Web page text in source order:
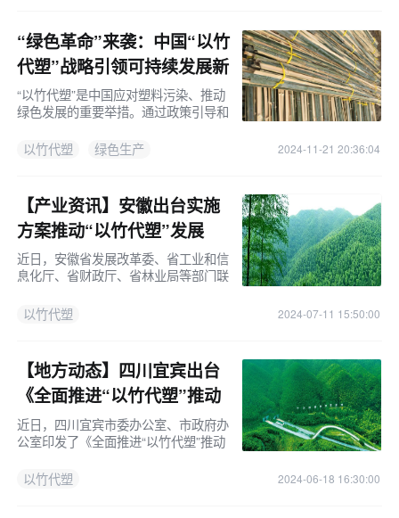
“绿色革命”来袭：中国“以竹
代塑”战略引领可持续发展新
篇章！
“以竹代塑”是中国应对塑料污染、推动
绿色发展的重要举措。通过政策引导和
的可持续发展路径，为全球环境治理和
以竹代塑 绿色生产 2024-11-21 20:36:04
【产业资讯】安徽出台实施
方案推动“以竹代塑”发展
近日，安徽省发展改革委、省工业和信
息化厅、省财政厅、省林业局等部门联
施方案》。方案提出，力争到2027
年，全省竹林面积保持在40万公顷以
以竹代塑 2024-07-11 15:50:00
【地方动态】四川宜宾出台
《全面推进“以竹代塑”推动
竹产业高质量发展的实施方
案》
近日，四川宜宾市委办公室、市政府办
公室印发了《全面推进“以竹代塑”推动
出通知，要求各地、各部门结合实际认
真贯彻落实。《实施方案》提出
以竹代塑 2024-06-18 16:30:00